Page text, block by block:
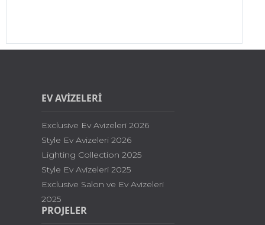
EV AVİZELERİ
Exclusive Ev Avizeleri 2026
Style Ev Avizeleri 2026
Lighting Collection 2025
Style Ev Avizeleri 2025
Exclusive Salon ve Ev Avizeleri
2025
PROJELER